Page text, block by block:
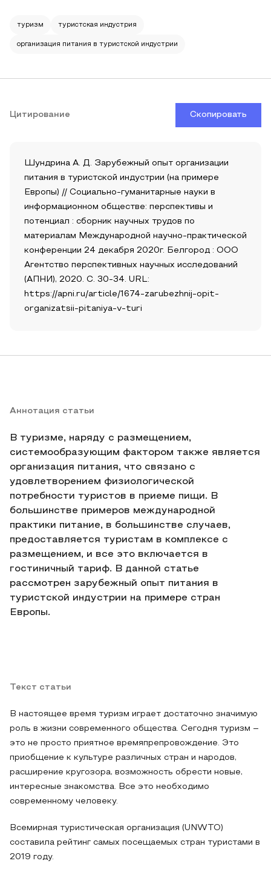
туризм туристская индустрия
организация питания в туристской индустрии
Цитирование Скопировать
Шундрина А. Д. Зарубежный опыт организации
питания в туристской индустрии (на примере
Европы) // Социально-гуманитарные науки в
информационном обществе: перспективы и
потенциал : сборник научных трудов по
материалам Международной научно-практической
конференции 24 декабря 2020г. Белгород : ООО
Агентство перспективных научных исследований
(АПНИ), 2020. С. 30-34. URL:
https://apni.ru/article/1674-zarubezhnij-opit-
organizatsii-pitaniya-v-turi
Аннотация статьи
В туризме, наряду с размещением,
системообразующим фактором также является
организация питания, что связано с
удовлетворением физиологической
потребности туристов в приеме пищи. В
большинстве примеров международной
практики питание, в большинстве случаев,
предоставляется туристам в комплексе с
размещением, и все это включается в
гостиничный тариф. В данной статье
рассмотрен зарубежный опыт питания в
туристской индустрии на примере стран
Европы.
Текст статьи
В настоящее время туризм играет достаточно значимую
роль в жизни современного общества. Сегодня туризм –
это не просто приятное времяпрепровождение. Это
приобщение к культуре различных стран и народов,
расширение кругозора, возможность обрести новые,
интересные знакомства. Все это необходимо
современному человеку.
Всемирная туристическая организация (UNWTO)
составила рейтинг самых посещаемых стран туристами в
2019 году.